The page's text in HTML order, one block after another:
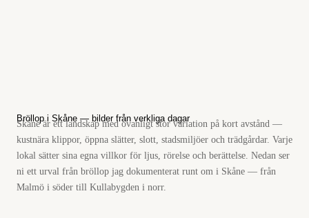
Bröllop i Skåne — bilder från verkliga dagar
Skåne är ett landskap med ovanligt stor variation på kort avstånd —
kustnära klippor, öppna slätter, slott, stadsmiljöer och trädgårdar. Varje
lokal sätter sina egna villkor för ljus, rörelse och berättelse. Nedan ser
ni ett urval från bröllop jag dokumenterat runt om i Skåne — från
Malmö i söder till Kullabygden i norr.